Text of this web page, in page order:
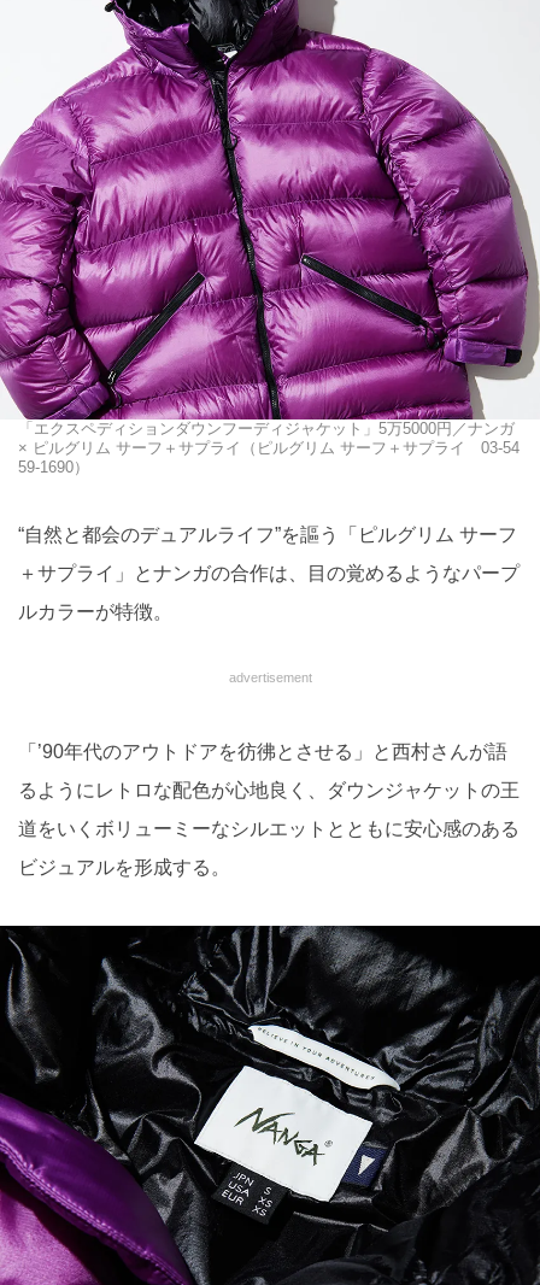
「エクスペディションダウンフーディジャケット」5万5000円／ナンガ
× ピルグリム サーフ＋サプライ（ピルグリム サーフ＋サプライ 03-54
59-1690）
“自然と都会のデュアルライフ”を謳う「ピルグリム サーフ
＋サプライ」とナンガの合作は、目の覚めるようなパープ
ルカラーが特徴。
advertisement
「’90年代のアウトドアを彷彿とさせる」と西村さんが語
るようにレトロな配色が心地良く、ダウンジャケットの王
道をいくボリューミーなシルエットとともに安心感のある
ビジュアルを形成する。